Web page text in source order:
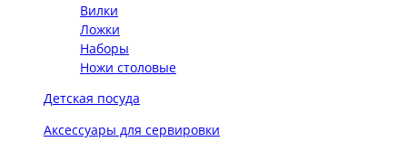
Вилки
Ложки
Наборы
Ножи столовые
Детская посуда
Аксессуары для сервировки